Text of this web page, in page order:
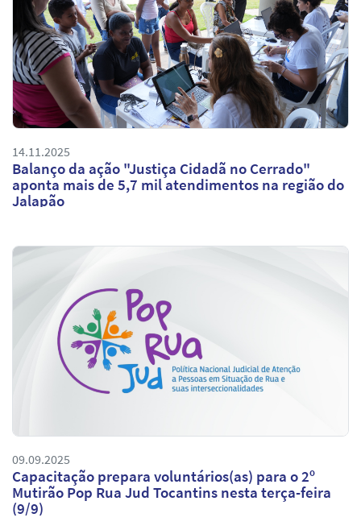
14.11.2025
Balanço da ação "Justiça Cidadã no Cerrado"
aponta mais de 5,7 mil atendimentos na região do
Jalapão
09.09.2025
Capacitação prepara voluntários(as) para o 2º
Mutirão Pop Rua Jud Tocantins nesta terça-feira
(9/9)